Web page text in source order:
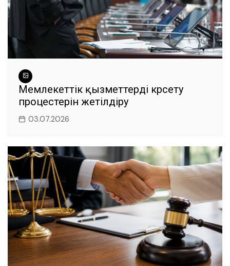
Мемлекеттік қызметтерді көрсету
процестерін жетілдіру
03.07.2026